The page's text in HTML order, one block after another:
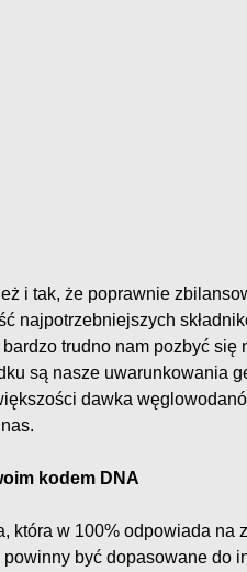
i tak, że poprawnie
najpotrzebniejszych
trudno nam pozbyć się
są nasze uwarunkowania
dawka
kodem DNA
która w 100% odpowiada na
powinny być dopasowane do